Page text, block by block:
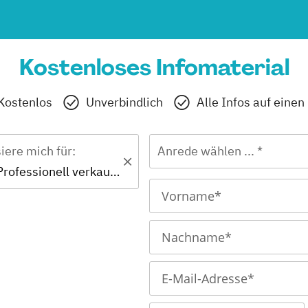
Kostenloses Infomaterial
Unverbindlich Alle Infos auf einen
mich für:
Zertifikat - Professionell verkaufen
Anrede wählen ... *